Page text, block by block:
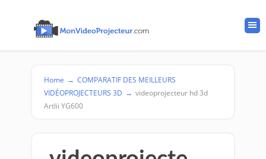
Home → COMPARATIF DES MEILLEURS
VIDÉOPROJECTEURS 3D → videoprojecteur hd 3d
Artlii YG600